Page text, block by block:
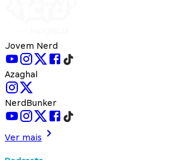
Jovem Nerd
Azaghal
NerdBunker
Ver mais